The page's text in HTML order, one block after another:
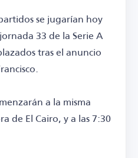
se jugarían hoy
33 de la Serie A
tras el anuncio
a la misma
de El Cairo, y a las 7:30